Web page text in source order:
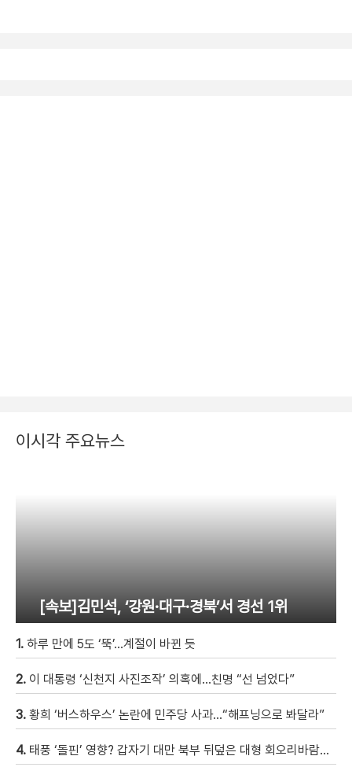
이시각 주요뉴스
[속보]김민석, ‘강원·대구·경북’서 경선 1위
1. 하루 만에 5도 ‘뚝’…계절이 바뀐 듯
2. 이 대통령 ‘신천지 사진조작’ 의혹에…친명 “선 넘었다”
3. 황희 ‘버스하우스’ 논란에 민주당 사과…“해프닝으로 봐달라”
4. 태풍 ‘돌핀’ 영향? 갑자기 대만 북부 뒤덮은 대형 회오리바람…먼지 다 빨아들여 [현장영상]